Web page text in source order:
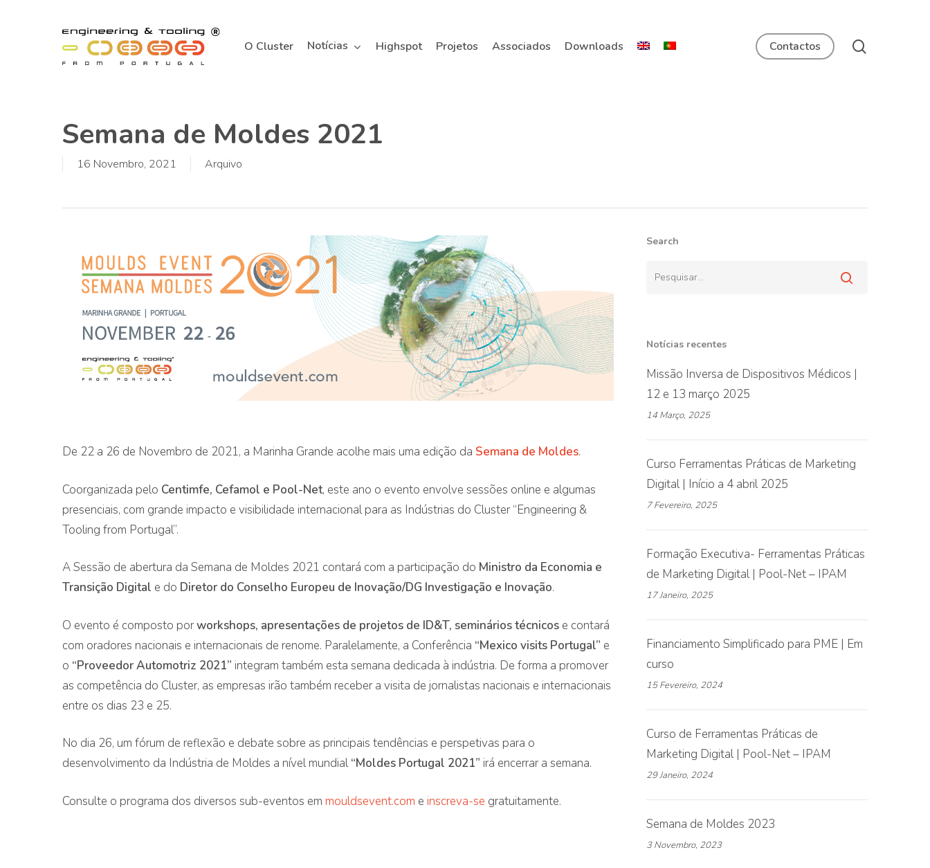
Pressione Enter para pesquisar ou ESC para fechar
O Cluster Notícias Highspot Projetos Associados Downloads Contactos
Semana de Moldes 2021
16 Novembro, 2021 Arquivo
De 22 a 26 de Novembro de 2021, a Marinha Grande acolhe mais uma edição da Semana de Moldes.
Coorganizada pelo Centimfe, Cefamol e Pool-Net, este ano o evento envolve sessões online e algumas
presenciais, com grande impacto e visibilidade internacional para as Indústrias do Cluster “Engineering &
Tooling from Portugal”.
A Sessão de abertura da Semana de Moldes 2021 contará com a participação do Ministro da Economia e
Transição Digital e do Diretor do Conselho Europeu de Inovação/DG Investigação e Inovação.
O evento é composto porworkshops, apresentações de projetos de ID&T, seminários técnicos e contará
com oradores nacionais e internacionais de renome. Paralelamente, a Conferência “Mexico visits Portugal” e
o “Proveedor Automotriz 2021” integram também esta semana dedicada à indústria. De forma a promover
as competência do Cluster, as empresas irão também receber a visita de jornalistas nacionais e internacionais
entre os dias 23 e 25.
No dia 26, um fórum de reflexão e debate sobre as principais tendências e perspetivas para o
desenvolvimento da Indústria de Moldes a nível mundial“Moldes Portugal 2021” irá encerrar a semana.
Consulte o programa dos diversos sub-eventos em mouldsevent.com e inscreva-se gratuitamente.
Search
Notícias recentes
Missão Inversa de Dispositivos Médicos |
12 e 13 março 2025
14 Março, 2025
Curso Ferramentas Práticas de Marketing
Digital | Início a 4 abril 2025
7 Fevereiro, 2025
Formação Executiva- Ferramentas Práticas
de Marketing Digital | Pool-Net – IPAM
17 Janeiro, 2025
Financiamento Simplificado para PME | Em
curso
15 Fevereiro, 2024
Curso de Ferramentas Práticas de
Marketing Digital | Pool-Net – IPAM
29 Janeiro, 2024
Semana de Moldes 2023
3 Novembro, 2023